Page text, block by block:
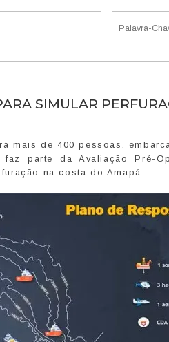
SIMULAR
mais de 400 pessoas,
parte da Avaliação Pré-
na costa do Amapá